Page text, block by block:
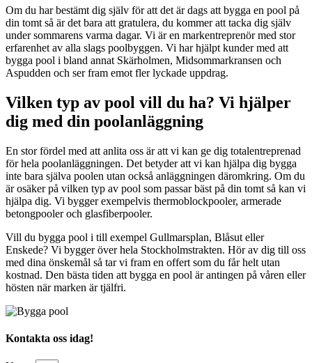
Om du har bestämt dig själv för att det är dags att bygga en pool på
din tomt så är det bara att gratulera, du kommer att tacka dig själv
under sommarens varma dagar. Vi är en markentreprenör med stor
erfarenhet av alla slags poolbyggen. Vi har hjälpt kunder med att
bygga pool i bland annat Skärholmen, Midsommarkransen och
Aspudden och ser fram emot fler lyckade uppdrag.
Vilken typ av pool vill du ha? Vi hjälper
dig med din poolanläggning
En stor fördel med att anlita oss är att vi kan ge dig totalentreprenad
för hela poolanläggningen. Det betyder att vi kan hjälpa dig bygga
inte bara själva poolen utan också anläggningen däromkring. Om du
är osäker på vilken typ av pool som passar bäst på din tomt så kan vi
hjälpa dig. Vi bygger exempelvis thermoblockpooler, armerade
betongpooler och glasfiberpooler.
Vill du bygga pool i till exempel Gullmarsplan, Blåsut eller
Enskede? Vi bygger över hela Stockholmstrakten. Hör av dig till oss
med dina önskemål så tar vi fram en offert som du får helt utan
kostnad. Den bästa tiden att bygga en pool är antingen på våren eller
hösten när marken är tjälfri.
Kontakta oss idag!